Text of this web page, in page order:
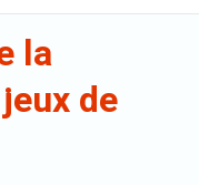
la
de